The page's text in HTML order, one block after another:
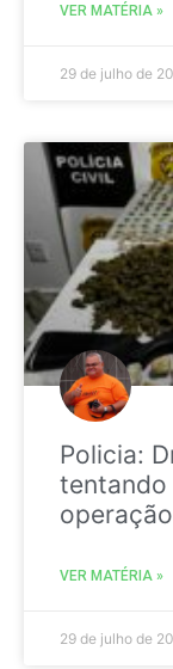
VER MATÉRIA »
29 de julho de
Policia:
tentando
VER MATÉRIA »
29 de julho de